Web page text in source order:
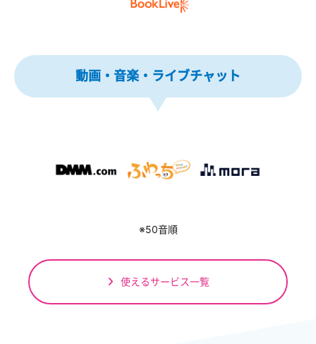
動画・音楽・ライブチャット
※50音順
使えるサービス一覧